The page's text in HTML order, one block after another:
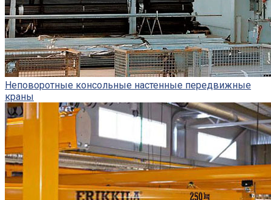
Неповоротные консольные настенные передвижные
краны